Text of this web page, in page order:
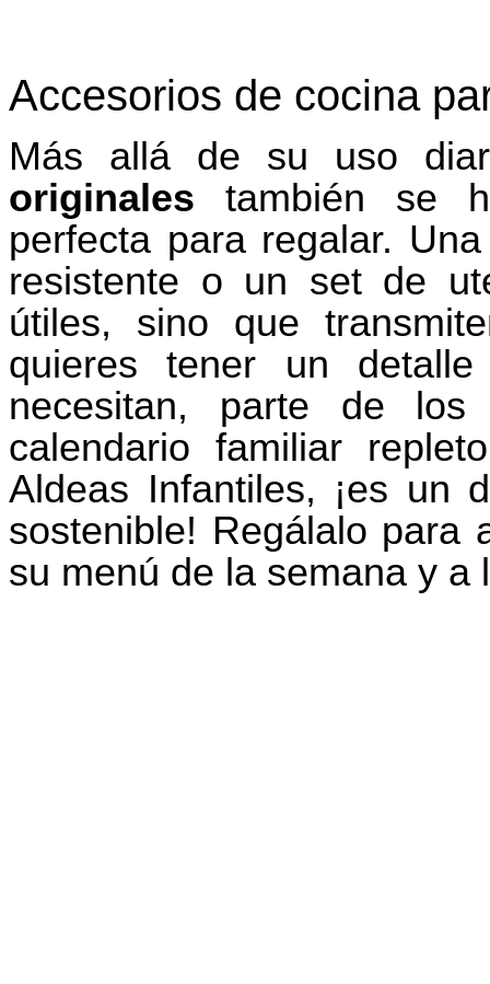
Accesorios de cocina
Más allá de su uso
originales también se
perfecta para regalar.
resistente o un set de
útiles, sino que
quieres tener un
necesitan, parte de
calendario familiar
Aldeas Infantiles, ¡es un
sostenible! Regálalo para
su menú de la semana y a